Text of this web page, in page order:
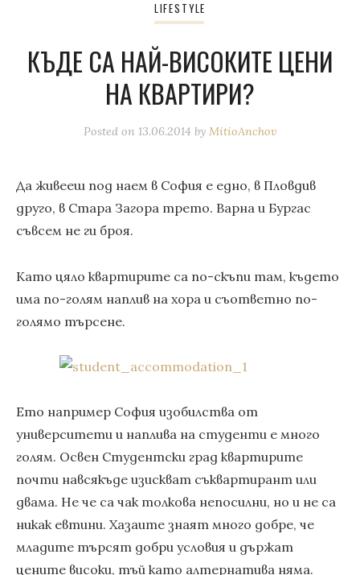
LIFESTYLE
КЪДЕ СА НАЙ-ВИСОКИТЕ ЦЕНИ
НА КВАРТИРИ?
Posted on 13.06.2014 by MitioAnchov
Да живееш под наем в София е едно, в Пловдив
друго, в Стара Загора трето. Варна и Бургас
съвсем не ги броя.
Като цяло квартирите са по-скъпи там, където
има по-голям наплив на хора и съответно по-
голямо търсене.
Ето например София изобилства от
университети и наплива на студенти е много
голям. Освен Студентски град квартирите
почти навсякъде изискват съквартирант или
двама. Не че са чак толкова непосилни, но и не са
никак евтини. Хазаите знаят много добре, че
младите търсят добри условия и държат
цените високи, тъй като алтернатива няма.